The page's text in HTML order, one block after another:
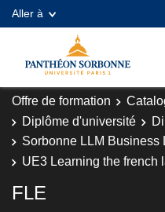
Aller à
Offre de formation
Diplôme d'université
Sorbonne LLM Business
UE3 Learning the french
FLE